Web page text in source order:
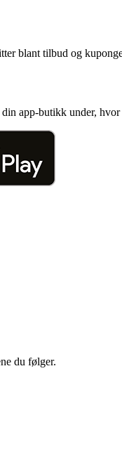
blant tilbud og
app-butikk under,
du følger.